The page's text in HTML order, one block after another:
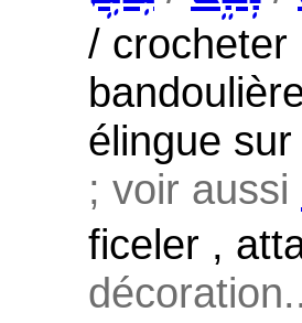
/
élingue sur
; voir aussi
ficeler ,